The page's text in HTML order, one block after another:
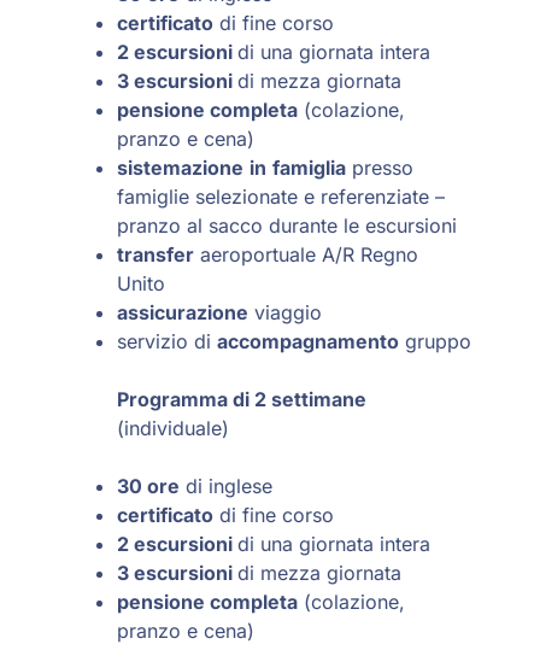
certificatodi fine corso
2 escursioni di una giornata intera
3 escursioni di mezza giornata
pensione completa(colazione,
pranzo e cena)
sistemazione in famigliapresso
famiglie selezionate e referenziate –
pranzo al sacco durante le escursioni
transferaeroportuale A/R Regno
Unito
assicurazione viaggio
servizio di accompagnamentogruppo
Programma di 2 settimane
(individuale)
30 ore di inglese
certificatodi fine corso
2 escursioni di una giornata intera
3 escursioni di mezza giornata
pensione completa(colazione,
pranzo e cena)